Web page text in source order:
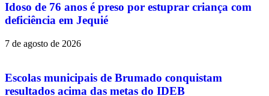
Idoso de 76 anos é preso por estuprar criança com
deficiência em Jequié
7 de agosto de 2026
Escolas municipais de Brumado conquistam
resultados acima das metas do IDEB